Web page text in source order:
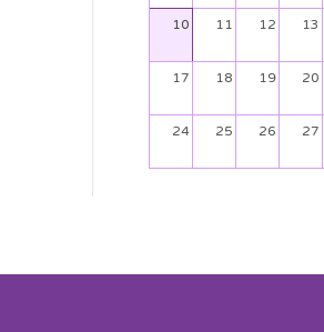
10 11 12 13
17 18 19 20
24 25 26 27